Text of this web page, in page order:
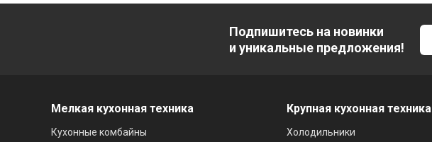
Подпишитесь на новинки
и уникальные предложения!
Мелкая кухонная техника
Кухонные комбайны
Крупная кухонная техника
Холодильники